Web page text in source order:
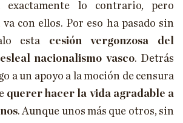
exactamente lo contrario, pero
va con ellos. Por eso ha pasado sin
esta cesión vergonzosa del
nacionalismo vasco. Detrás
a un apoyo a la moción de censura
querer hacer la vida agradable a
. Aunque unos más que otros, sin